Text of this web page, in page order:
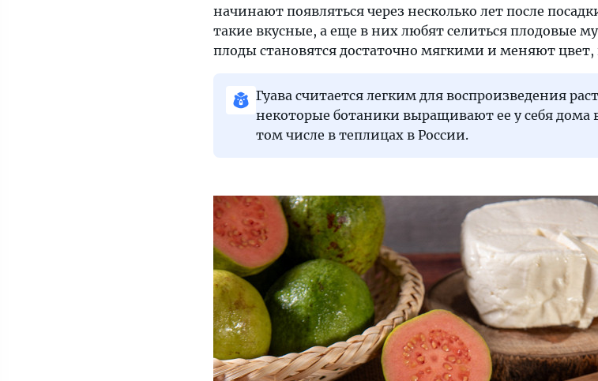
начинают появляться через несколько лет после
такие вкусные, а еще в них любят селиться плодовые
плоды становятся достаточно мягкими и меняют цвет,
Гуава считается легким для воспроизведения
некоторые ботаники выращивают ее у себя дома
том числе в теплицах в России.